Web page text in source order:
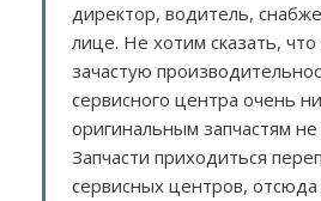
директор, водитель,
лице. Не хотим сказать,
зачастую
сервисного центра очень
оригинальным запчастям не
Запчасти приходиться
сервисных центров,